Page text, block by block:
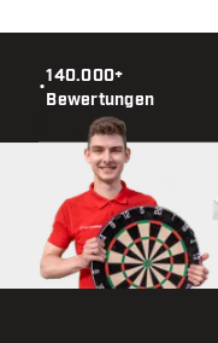
•
140.000+
Bewertungen